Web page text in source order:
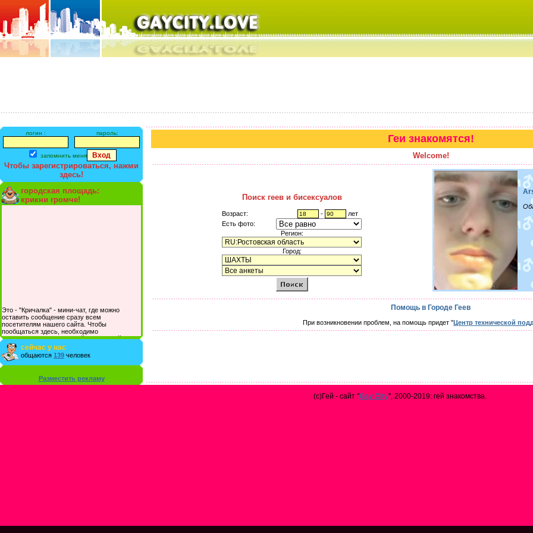
логин : пароль:
запомнить меня
Чтобы зарегистрироваться, нажми
здесь!
городская площадь:
крикни громче!
Это - "Кричалка" - мини-чат, где можно
оставить сообщение сразу всем
посетителям нашего сайта. Чтобы
пообщаться здесь, необходимо
зарегистрироваться на сайте и/или войти со
своими логином и паролем.
сейчас у нас
общаются 139 человек
Разместить рекламу
Геи знакомятся!
Welcome!
Поиск геев и бисексуалов
Возраст: -
лет
Есть фото:
Регион:
Город:
Помощь в Городе Геев
При возникновении проблем, на помощь придет "Центр технической
(с)Гей - сайт "Gay City", 2000-2019: гей знакомства.